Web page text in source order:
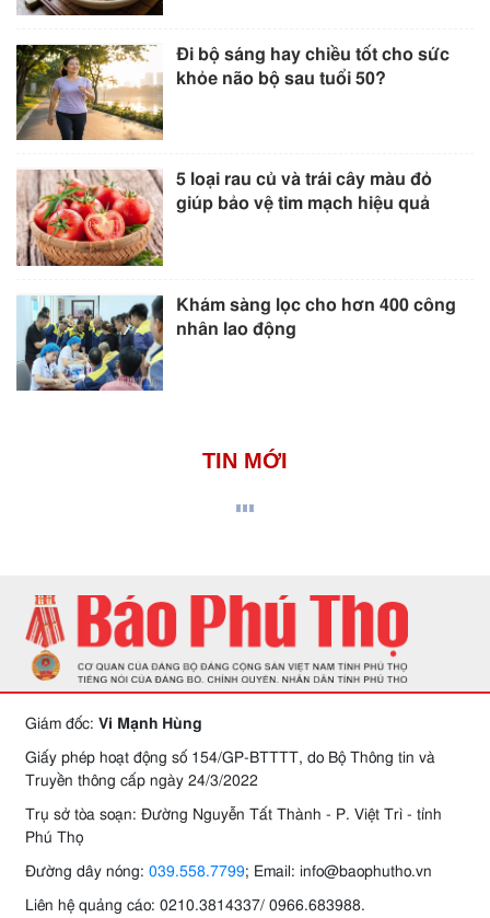
Đi bộ sáng hay chiều tốt cho sức
khỏe não bộ sau tuổi 50?
5 loại rau củ và trái cây màu đỏ
giúp bảo vệ tim mạch hiệu quả
Khám sàng lọc cho hơn 400 công
nhân lao động
TIN MỚI
Giám đốc: Vi Mạnh Hùng
Giấy phép hoạt động số 154/GP-BTTTT, do Bộ Thông tin và
Truyền thông cấp ngày 24/3/2022
Trụ sở tòa soạn: Đường Nguyễn Tất Thành - P. Việt Trì - tỉnh
Phú Thọ
Đường dây nóng: 039.558.7799; Email: info@baophutho.vn
Liên hệ quảng cáo: 0210.3814337/ 0966.683988.